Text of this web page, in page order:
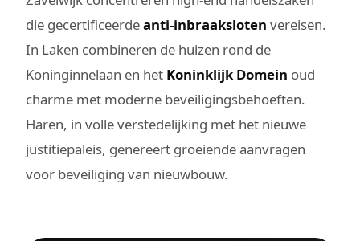
die gecertificeerdeanti-inbraaksloten vereisen.
In Laken combineren de huizen rond de
Koninginnelaan en het Koninklijk Domein oud
charme met moderne beveiligingsbehoeften.
Haren, in volle verstedelijking met het nieuwe
justitiepaleis, genereert groeiende aanvragen
voor beveiliging van nieuwbouw.